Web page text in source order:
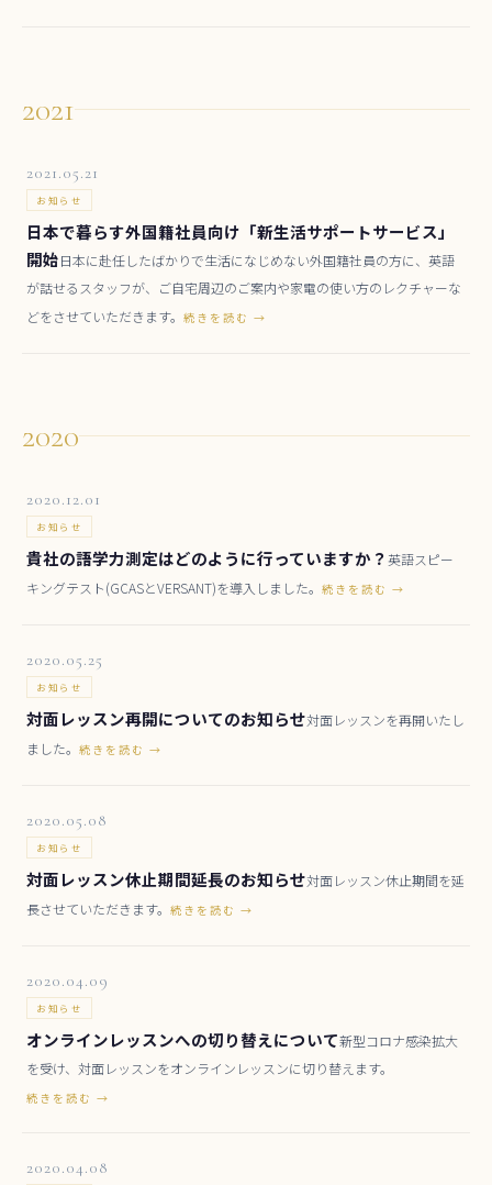
2021
2021.05.21
お知らせ
日本で暮らす外国籍社員向け「新生活サポートサービス」
開始日本に赴任したばかりで生活になじめない外国籍社員の方に、英語
が話せるスタッフが、ご自宅周辺のご案内や家電の使い方のレクチャーな
どをさせていただきます。 続きを読む →
2020
2020.12.01
お知らせ
貴社の語学力測定はどのように行っていますか？ 英語スピー
キングテスト(GCASとVERSANT)を導入しました。 続きを読む →
2020.05.25
お知らせ
対面レッスン再開についてのお知らせ対面レッスンを再開いたし
ました。 続きを読む →
2020.05.08
お知らせ
対面レッスン休止期間延長のお知らせ対面レッスン休止期間を延
長させていただきます。 続きを読む →
2020.04.09
お知らせ
オンラインレッスンへの切り替えについて新型コロナ感染拡大
を受け、対面レッスンをオンラインレッスンに切り替えます。
続きを読む →
2020.04.08